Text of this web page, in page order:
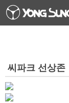
씨파크 선상존